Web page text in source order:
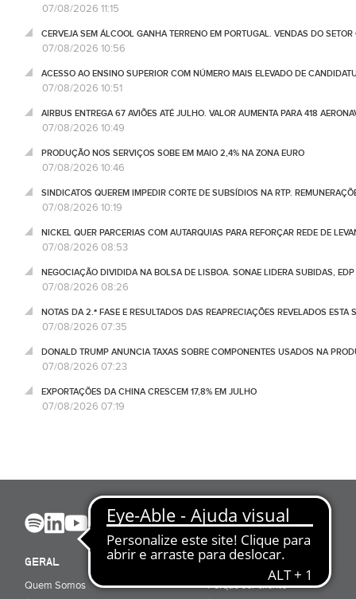
07/08/2026 11:15
CERVEJA SEM ÁLCOOL GANHA TERRENO EM PORTUGAL. VENDAS DO
07/08/2026 10:56
ACESSO AO ENSINO SUPERIOR COM NÚMERO MAIS ELEVADO DE
07/08/2026 10:51
AIRBUS ENTREGA 67 AVIÕES ATÉ JULHO. VALOR AUMENTA PARA 418
07/08/2026 10:49
PRODUÇÃO NOS SERVIÇOS SOBE EM MAIO 2,4% NA ZONA EURO
07/08/2026 10:46
SINDICATOS QUEREM IMPEDIR CORTE DE SUBSÍDIOS NA RTP.
07/08/2026 10:19
NICKEL QUER PARCERIAS COM AUTARQUIAS PARA REFORÇAR REDE DE
07/08/2026 08:53
NEGOCIAÇÃO DIVIDIDA NA BOLSA DE LISBOA. SONAE LIDERA SUBIDAS, EDP
07/08/2026 08:26
NOTAS DA 2.ª FASE E RESULTADOS DAS REAPRECIAÇÕES REVELADOS ESTA
07/08/2026 07:35
DONALD TRUMP ANUNCIA TAXAS SOBRE COMPONENTES USADOS NA
07/08/2026 07:23
EXPORTAÇÕES DA CHINA CRESCEM 17,8% EM JULHO
07/08/2026 07:19
GERAL
Quem Somos
ABRIR CONTA
Porquê ser cliente